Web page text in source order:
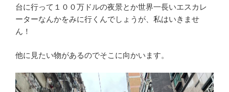
台に行って１００万ドルの夜景とか世界一長いエスカレ
ーターなんかをみに行くんでしょうが、私はいきませ
ん！
他に見たい物があるのでそこに向かいます。